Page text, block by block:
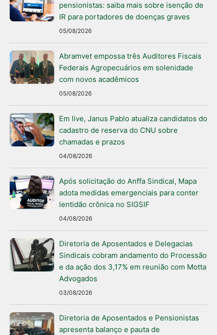
pensionistas: saiba mais sobre isenção de
IR para portadores de doenças graves
05/08/2026
Abramvet empossa três Auditores Fiscais
Federais Agropecuários em solenidade
com novos acadêmicos
05/08/2026
Em live, Janus Pablo atualiza candidatos do
cadastro de reserva do CNU sobre
chamadas e prazos
04/08/2026
Após solicitação do Anffa Sindical, Mapa
adota medidas emergenciais para conter
lentidão crônica no SIGSIF
04/08/2026
Diretoria de Aposentados e Delegacias
Sindicais cobram andamento do Processão
e da ação dos 3,17% em reunião com Motta
Advogados
03/08/2026
Diretoria de Aposentados e Pensionistas
apresenta balanço e pauta de